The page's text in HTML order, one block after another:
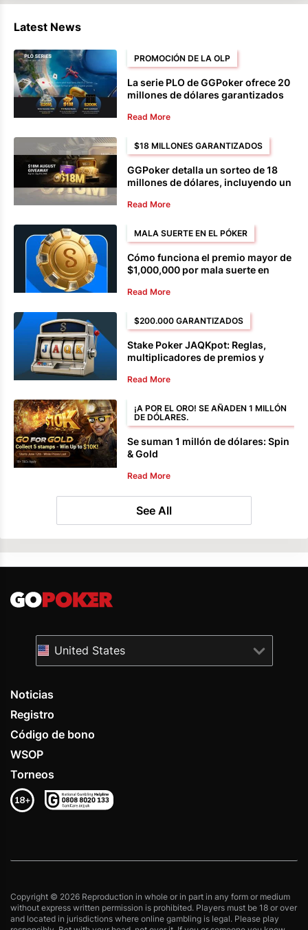
Latest News
PROMOCIÓN DE LA OLP
La serie PLO de GGPoker ofrece 20
millones de dólares garantizados
Read More
$18 MILLONES GARANTIZADOS
GGPoker detalla un sorteo de 18
millones de dólares, incluyendo un
dólares para partidas de dinero en
Read More
MALA SUERTE EN EL PÓKER
Cómo funciona el premio mayor de
$1,000,000 por mala suerte en
Read More
$200.000 GARANTIZADOS
Stake Poker JAQKpot: Reglas,
multiplicadores de premios y
Read More
¡A POR EL ORO! SE AÑADEN 1 MILLÓN
DE DÓLARES.
Se suman 1 millón de dólares: Spin
& Gold
Read More
See All
Noticias
Registro
Código de bono
WSOP
Torneos
United States
Copyright © 2026 Reproduction in whole or in part in any form or medium
without express written permission is prohibited. Players must be 18 or over
and located in jurisdictions where online gambling is legal. Please play